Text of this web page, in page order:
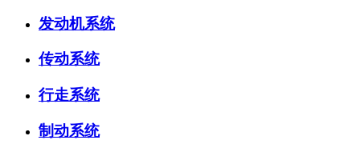
发动机系统
传动系统
行走系统
制动系统